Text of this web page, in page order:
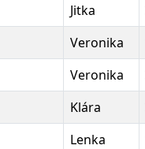
Jitka
Veronika
Veronika
Klára
Lenka